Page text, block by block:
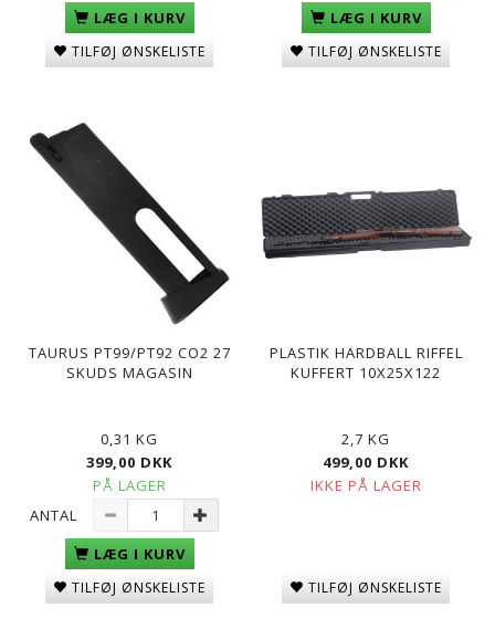
LÆG I KURV
TILFØJ ØNSKELISTE
LÆG I KURV
TILFØJ ØNSKELISTE
TAURUS PT99/PT92 CO2 27
SKUDS MAGASIN
0,31 KG
399,00 DKK
PÅ LAGER
ANTAL
LÆG I KURV
TILFØJ ØNSKELISTE
PLASTIK HARDBALL RIFFEL
KUFFERT 10X25X122
2,7 KG
499,00 DKK
IKKE PÅ LAGER
TILFØJ ØNSKELISTE